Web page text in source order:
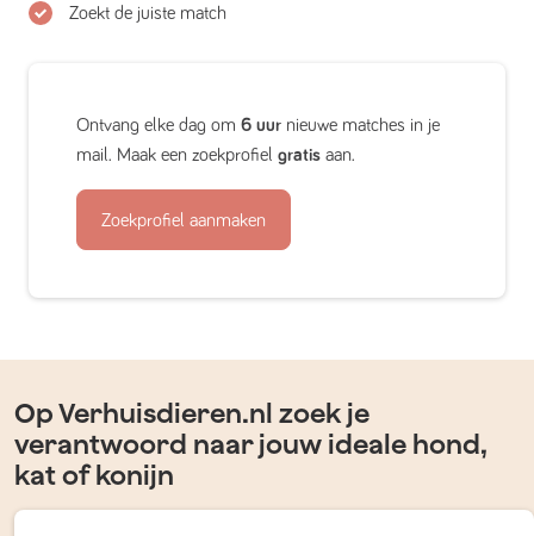
Zoekt de juiste match
Ontvang elke dag om 6 uur nieuwe matches in je
mail. Maak een zoekprofiel gratis aan.
Zoekprofiel aanmaken
Op Verhuisdieren.nl zoek je
verantwoord naar jouw ideale hond,
kat of konijn